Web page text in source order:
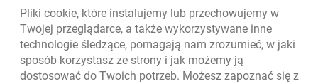
się z formalnościami i dowiesz się więcej o
naszej organizacji.
Pliki cookie, które instalujemy lub przechowujemy w
Twojej przeglądarce, a także wykorzystywane inne
technologie śledzące, pomagają nam zrozumieć, w jaki
sposób korzystasz ze strony i jak możemy ją
dostosować do Twoich potrzeb. Możesz zapoznać się z